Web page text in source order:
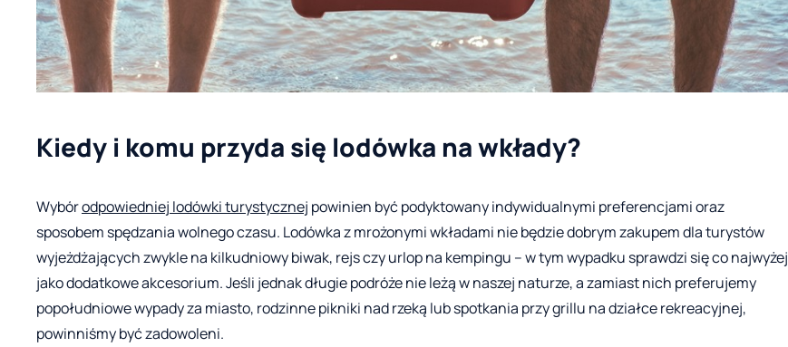
Kiedy i komu przyda się lodówka na wkłady?
Wybórodpowiedniej lodówki turystycznej powinien być podyktowany indywidualnymi preferencjami oraz
sposobem spędzania wolnego czasu. Lodówka z mrożonymi wkładami nie będzie dobrym zakupem dla turystów
wyjeżdżających zwykle na kilkudniowy biwak, rejs czy urlop na kempingu – w tym wypadku sprawdzi się co najwyżej
jako dodatkowe akcesorium. Jeśli jednak długie podróże nie leżą w naszej naturze, a zamiast nich preferujemy
popołudniowe wypady za miasto, rodzinne pikniki nad rzeką lub spotkania przy grillu na działce rekreacyjnej,
powinniśmy być zadowoleni.